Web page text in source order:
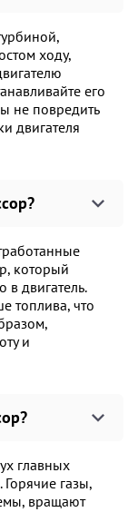
ходу,
его
не повредить
двигателя
который
в двигатель.
топлива, что
и
главных
газы,
вращают